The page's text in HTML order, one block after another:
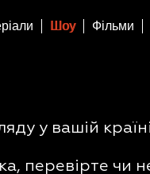
Шоу Фільми